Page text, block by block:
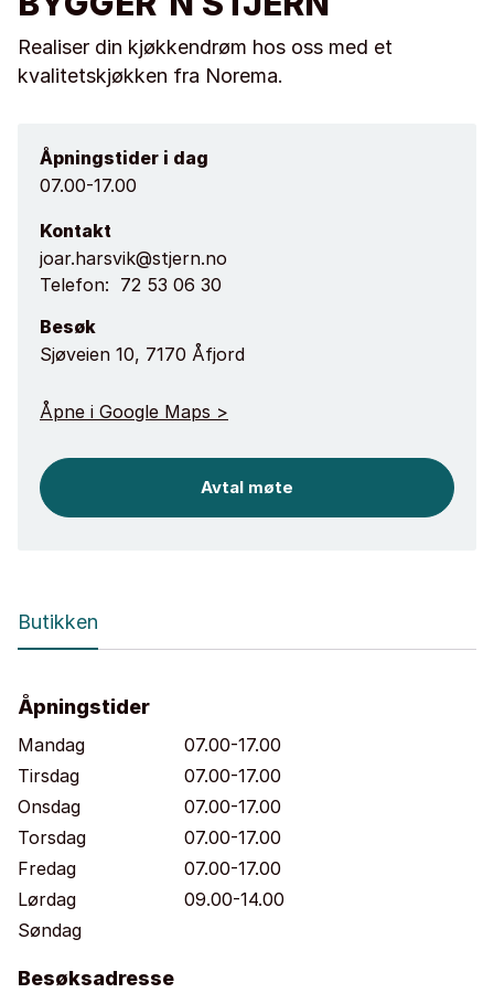
Realiser din kjøkkendrøm hos oss med et
kvalitetskjøkken fra Norema.
Åpningstider i dag
07.00-17.00
Kontakt
joar.harsvik@stjern.no
Telefon: 72 53 06 30
Besøk
Sjøveien 10, 7170 Åfjord
Åpne i Google Maps >
Avtal møte
Butikken
Åpningstider
Mandag
07.00-17.00
Tirsdag
07.00-17.00
Onsdag
07.00-17.00
Torsdag
07.00-17.00
Fredag
07.00-17.00
Lørdag
09.00-14.00
Søndag
Besøksadresse